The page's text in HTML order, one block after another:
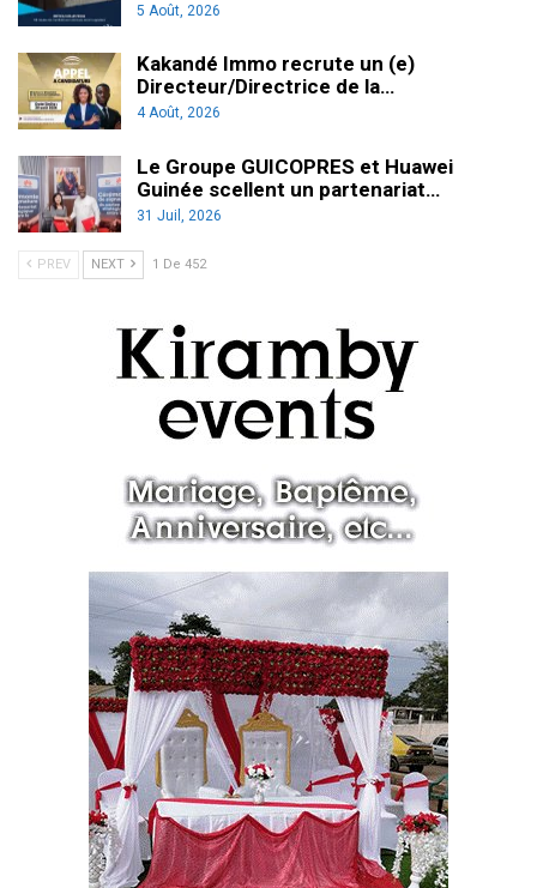
5 Août, 2026
Kakandé Immo recrute un (e)
Directeur/Directrice de la…
4 Août, 2026
Le Groupe GUICOPRES et Huawei
Guinée scellent un partenariat…
31 Juil, 2026
PREV NEXT 1 De 452